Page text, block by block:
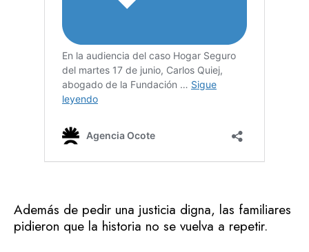
Además de pedir una justicia digna, las familiares
pidieron que la historia no se vuelva a repetir.